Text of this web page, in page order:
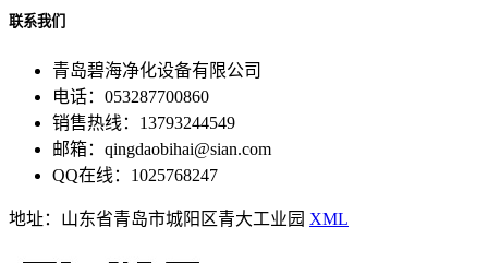
联系我们
青岛碧海净化设备有限公司
电话：053287700860
销售热线：13793244549
邮箱：qingdaobihai@sian.com
QQ在线：1025768247
地址：山东省青岛市城阳区青大工业园 XML